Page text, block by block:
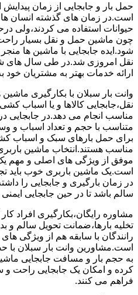
حمل بار و جابجایی از زمان پیدایش
است.در زمان های گذشته انسان ها
حیوانات استفاده می کردند،ولی
چون ماشین حمل و نقل بسیار
شود.ایده جابجایی با ماشین ها
نقل امروزی شد.در طی سال های
ارائه خدمات بهتر به مشتریان خود
وانت بار سبلان با بکارگیری
نقل،جابجایی کالاها و یا اسباب
مناسب انجام می دهد.در جابجایی
متناسب با حجم و تعداد اسباب و
برای حمل بارهای سبک و اسباب
مناسب هستند.انتخاب ماشین
موفق از ویژگی های اصلی و مهم
است.یک ماشین باربری خوب باید
در زمان بارگیری و جابجایی را
سالم باشد تا در حین جابجایی ایمنی
مشاوره رایگان،بکارگیری افراد
تخلیه بارها،ضمانت تحویل سالم و
رانندگان با سابقه هم از ویژگی
است.مشاورین وانت بار سبلان با
به حجم بار و مسافت جابجایی
کرده و امکان یک جابجایی راحت و
فراهم می کنند.